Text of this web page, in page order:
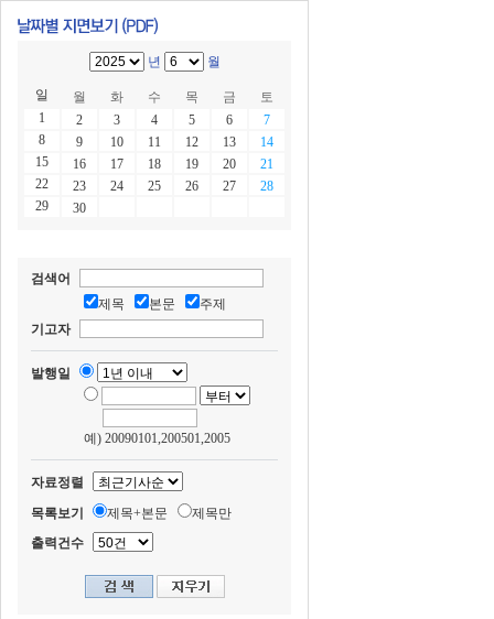
년 월
일 월 화 수 목 금
토
1
2 3 4 5 6
7
8
9 10 11 12 13
14
15
16 17 18 19 20
21
22
23 24 25 26 27
28
29
30
검색어
제목
본문
주제
기고자
발행일
예) 20090101,200501,2005
자료정렬
목록보기
제목+본문
제목만
출력건수